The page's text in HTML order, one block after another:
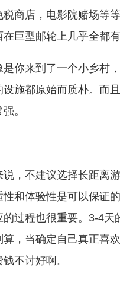
商店，电影院赌场等
巨型邮轮上几乎全都
你来到了一个小乡村
施都原始而质朴。而
。
，不建议选择长距离
和体验性是可以保证
过程也很重要。3-4天
，当确定自己真正喜
不讨好啊。